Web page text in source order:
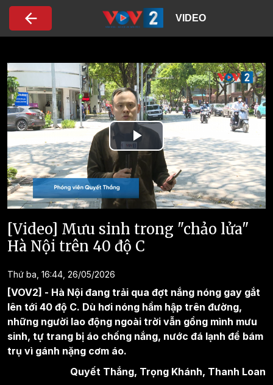
Nhảy đến nội dung
VIDEO
Play
Video
[Video] Mưu sinh trong "chảo lửa"
Hà Nội trên 40 độ C
Thứ ba, 16:44, 26/05/2026
[VOV2] - Hà Nội đang trải qua đợt nắng nóng gay gắt
lên tới 40 độ C. Dù hơi nóng hầm hập trên đường,
những người lao động ngoài trời vẫn gồng mình mưu
sinh, tự trang bị áo chống nắng, nước đá lạnh để bám
trụ vì gánh nặng cơm áo.
Quyết Thắng, Trọng Khánh, Thanh Loan